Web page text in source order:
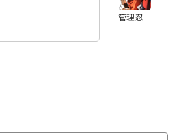
管理忍